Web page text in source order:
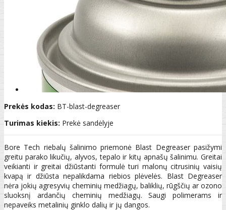
Prekės kodas: BT-blast-degreaser
Turimas kiekis: Prekė sandėlyje
Bore Tech riebalų šalinimo priemonė Blast Degreaser pasižymi
greitu parako likučių, alyvos, tepalo ir kitų apnašų šalinimu. Greitai
veikianti ir greitai džiūstanti formulė turi malonų citrusinių vaisių
kvapą ir džiūsta nepalikdama riebios plėvelės. Blast Degreaser
nėra jokių agresyvių cheminių medžiagų, baliklių, rūgščių ar ozono
sluoksnį ardančių cheminių medžiagų. Saugi polimerams ir
nepaveiks metalinių ginklo dalių ir jų dangos.